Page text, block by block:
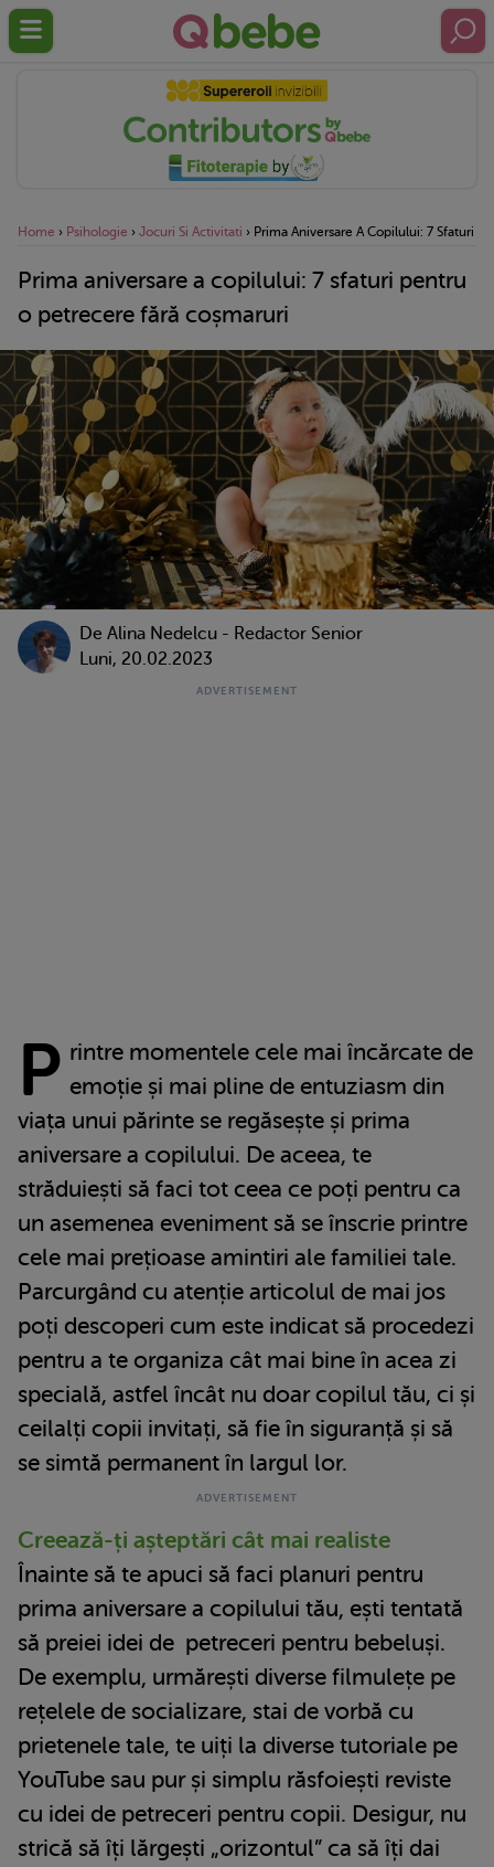
Home › Psihologie › Jocuri Si Activitati › Prima Aniversare A Copilului: 7 Sfaturi
Prima aniversare a copilului: 7 sfaturi pentru
o petrecere fără coșmaruri
De Alina Nedelcu - Redactor Senior
Luni, 20.02.2023
P rintre momentele cele mai încărcate de
emoție și mai pline de entuziasm din
viața unui părinte se regăsește și prima
aniversare a copilului. De aceea, te
străduiești să faci tot ceea ce poți pentru ca
un asemenea eveniment să se înscrie printre
cele mai prețioase amintiri ale familiei tale.
Parcurgând cu atenție articolul de mai jos
poți descoperi cum este indicat să procedezi
pentru a te organiza cât mai bine în acea zi
specială, astfel încât nu doar copilul tău, ci și
ceilalți copii invitați, să fie în siguranță și să
se simtă permanent în largul lor.
Creează-ți așteptări cât mai realiste
Înainte să te apuci să faci planuri pentru
prima aniversare a copilului tău, ești tentată
să preiei idei de petreceri pentru bebeluși.
De exemplu, urmărești diverse filmulețe pe
rețelele de socializare, stai de vorbă cu
prietenele tale, te uiți la diverse tutoriale pe
YouTube sau pur și simplu răsfoiești reviste
cu idei de petreceri pentru copii. Desigur, nu
strică să îți lărgești „orizontul” ca să îți dai